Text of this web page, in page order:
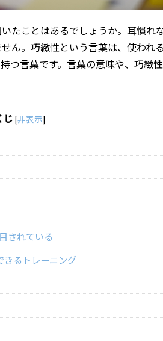
たことはあるでしょうか。耳慣れ
ん。巧緻性という言葉は、使われ
つ言葉です。言葉の意味や、巧緻
じ [非表示]
されている
るトレーニング